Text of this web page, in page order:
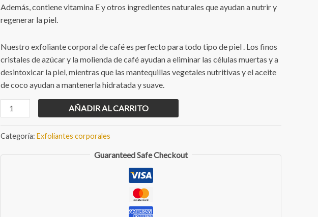
$185.00.$149.00.
Además, contiene vitamina E y otros ingredientes naturales que ayudan a nutrir y
regenerar la piel.
Nuestro exfoliante corporal de café es perfecto para todo tipo de piel . Los finos
cristales de azúcar y la molienda de café ayudan a eliminar las células muertas y a
desintoxicar la piel, mientras que las mantequillas vegetales nutritivas y el aceite
de coco ayudan a mantenerla hidratada y suave.
Exfoliante
corporal
cantidad
AÑADIR AL CARRITO
Categoría: Exfoliantes corporales
Guaranteed Safe Checkout